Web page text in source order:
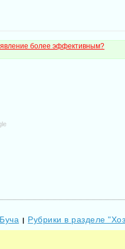
более эффективным?
| Рубрики в разделе